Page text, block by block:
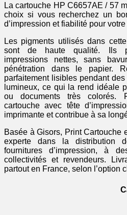
La cartouche HP C6657AE / 57
choix si vous recherchez un
d’impression et fiabilité pour
Les pigments utilisés dans
sont de haute qualité. Ils
impressions nettes, sans
pénétration dans le papier.
parfaitement lisibles pendant
lumineux, ce qui la rend idéale
ou documents très colorés.
cartouche avec tête
imprimante et contribue à sa
Basée à Gisors, Print Cartouche
experte dans la distribution
fournitures d’impression, à
collectivités et revendeurs.
partout en France, selon l’option